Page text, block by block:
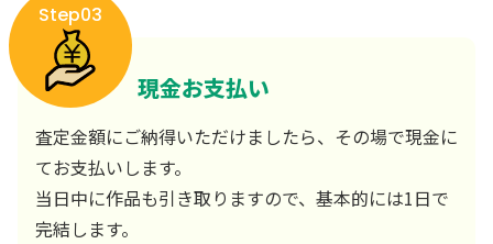
Step03
現金お支払い
査定金額にご納得いただけましたら、その場で現金に
てお支払いします。
当日中に作品も引き取りますので、基本的には1日で
完結します。